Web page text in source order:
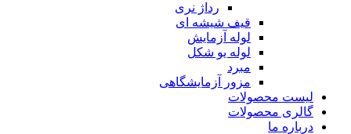
رداژ نری
قیف شیشه ای
لوله آزمایش
لوله یو شکل
مبرد
مزور آزمایشگاهی
لیست محصولات
گالری محصولات
درباره ما